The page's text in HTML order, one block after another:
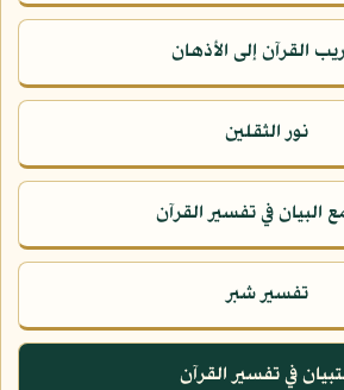
القرآن إلى الأذهان
نور الثقلين
البيان في تفسير القرآن
تفسير شبر
في تفسير القرآن